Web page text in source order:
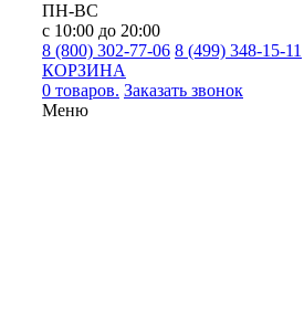
ПН-ВС
с 10:00 до 20:00
8 (800) 302-77-06 8 (499) 348-15-11
КОРЗИНА
0 товаров. Заказать звонок
Меню